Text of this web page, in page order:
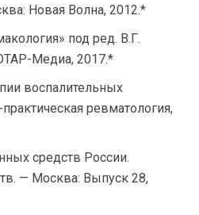
Новая Волна, 2012.*
под ред. В.Г.
Медиа, 2017.*
воспалительных
ревматология,
средств России.
— Москва: Выпуск 28,